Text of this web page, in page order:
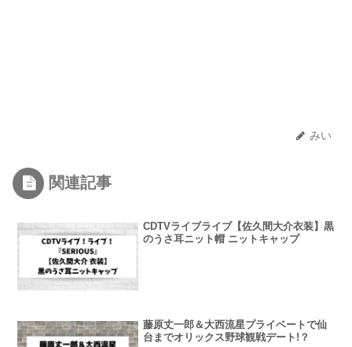
みい
関連記事
CDTVライブライブ【佐久間大介衣装】黒
のうさ耳ニット帽 ニットキャップ
藤原丈一郎＆大西流星プライベートで仙
台までオリックス野球観戦デート!？